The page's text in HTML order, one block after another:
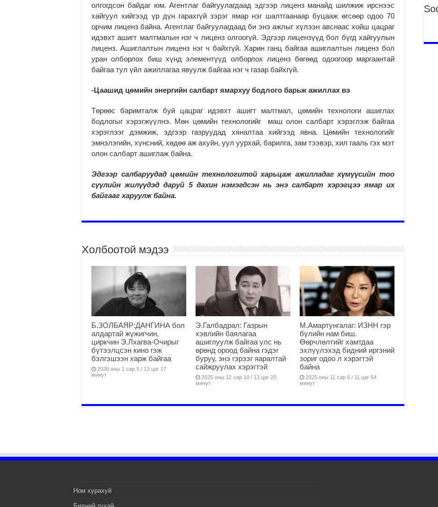
олгогдсон байдаг юм. Агентлаг байгуулагдаад эдгээр лиценз манайд шилжиж ирснээс
хайгуул хийгээд үр дүн гарахгүй зэрэг ямар нэг шалтгаанаар буцааж өгсөөр одоо 70
орчим лиценз байна. Агентлаг байгуулагдаад би энэ ажлыг хүлээн авснаас хойш цацраг
идэвхт ашигт малтмалын нэг ч лиценз олгоогүй. Эдгээр лицензүүд бол бүгд хайгуулын
лиценз. Ашиглалтын лиценз нэг ч байхгүй. Харин ганц байгаа ашиглалтын лиценз бол
уран олборлох биш хүнд элементүүд олборлох лиценз бөгөөд одоогоор маргаантай
байгаа тул үйл ажиллагаа явуулж байгаа нэг ч газар байхгүй.
-Цаашид цөмийн энергийн салбарт ямархуу бодлого барьж ажиллах вэ
Төрөөс баримталж буй цацраг идэвхт ашигт малтмал, цөмийн технологи ашиглах
бодлогыг хэрэгжүүлнэ. Мөн цөмийн технологийг маш олон салбарт хэрэглэж байгаа
хэрэглээг дэмжиж, эдгээр газруудад хяналтаа хийгээд явна. Цөмийн технологийг
эмнэлэгийн, хүнсний, хөдөө аж ахуйн, уул уурхай, барилга, зам тээвэр, хил гааль гэх мэт
олон салбарт ашиглаж байна.
Эдгээр салбаруудад цөмийн технологитой харьцаж ажилладаг хүмүүсийн тоо
сүүлийн жилүүдэд даруй 5 дахин нэмэгдсэн нь энэ салбарт хэрэгцээ ямар их
байгааг харуулж байна.
Холбоотой мэдээ
Б.ЗОЛБАЯР:ДАНГИНА бол
алдартай жүжигчин,
циркчин Э.Лхагва-Очирыг
бүтээлцсэн кино гэж
бэлгэшээн харж байгаа
2026 оны 1 сар 5 / 13 цаг 17
минут
Э.Галбадрал: Газрын
хэвлийн баялагаа
ашиглуулж байгаа улс нь
өрөнд ороод байна гэдэг
буруу, энэ гэрээг яаралтай
сайжруулах хэрэгтэй
2025 оны 12 сар 10 / 13 цаг 20
минут
М.Амартунгалаг: ИЗНН гэр
бүлийн нам биш.
Өөрчлөлтийг хамтдаа
эхлүүлэхэд бидний иргэний
зориг одоо л хэрэгтэй
байна
2025 оны 11 сар 6 / 11 цаг 54
минут
Ном хурахуй